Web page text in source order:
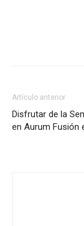
Artículo anterior
Disfrutar de la
en Aurum Fusión